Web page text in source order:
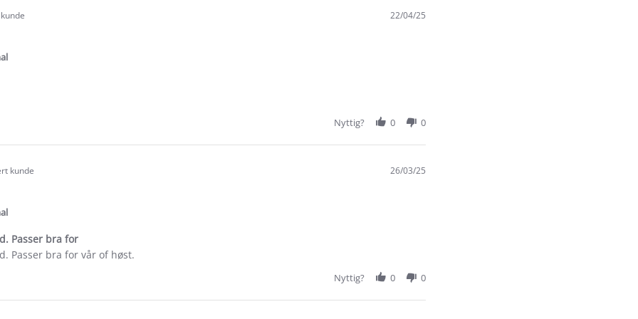
22/04/25
Nyttig? 0 0
kunde 26/03/25
Passer bra for
Passer bra for vår of høst.
Nyttig? 0 0